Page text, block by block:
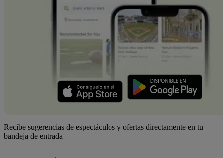
Recibe sugerencias de espectáculos y ofertas directamente en tu
bandeja de entrada